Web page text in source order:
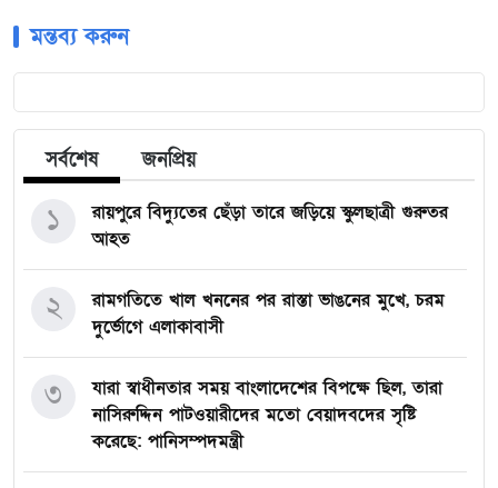
মন্তব্য করুন
সর্বশেষ জনপ্রিয়
রায়পুরে বিদ্যুতের ছেঁড়া তারে জড়িয়ে স্কুলছাত্রী গুরুতর
আহত
১
রামগতিতে খাল খননের পর রাস্তা ভাঙনের মুখে, চরম
দুর্ভোগে এলাকাবাসী
২
যারা স্বাধীনতার সময় বাংলাদেশের বিপক্ষে ছিল, তারা
নাসিরুদ্দিন পাটওয়ারীদের মতো বেয়াদবদের সৃষ্টি
করেছে: পানিসম্পদমন্ত্রী
৩